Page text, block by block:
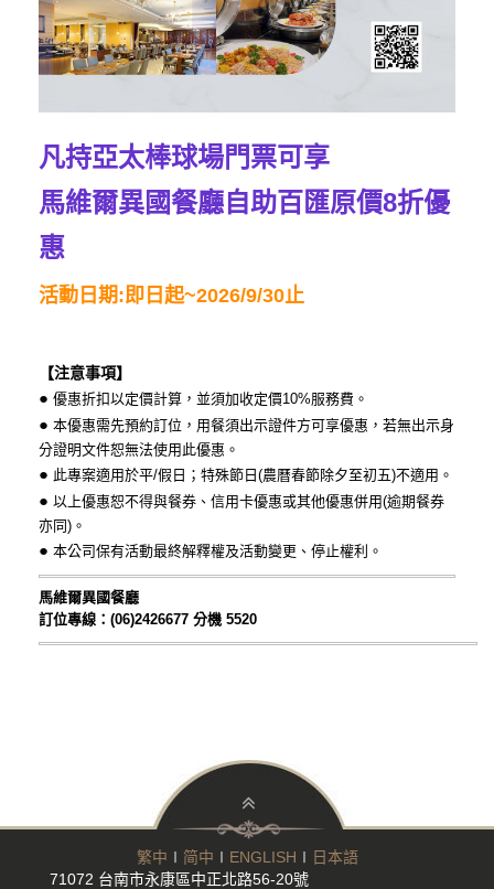
凡持亞太棒球場門票可享
馬維爾異國餐廳自助百匯原價8折優
惠
活動日期:即日起~2026/9/30止
【注意事項】
● 優惠折扣以定價計算，並須加收定價10%服務費。
● 本優惠需先預約訂位，用餐須出示證件方可享優惠，若無出示身
分證明文件恕無法使用此優惠。
● 此專案適用於平/假日；特殊節日(農曆春節除夕至初五)不適用。
● 以上優惠恕不得與餐券、信用卡優惠或其他優惠併用(逾期餐券
亦同)。
● 本公司保有活動最終解釋權及活動變更、停止權利。
馬維爾異國餐廳
訂位專線： (06)2426677 分機 5520
繁中 ∣ 简中 ∣ ENGLISH ∣ 日本語
71072 台南市永康區中正北路56-20號